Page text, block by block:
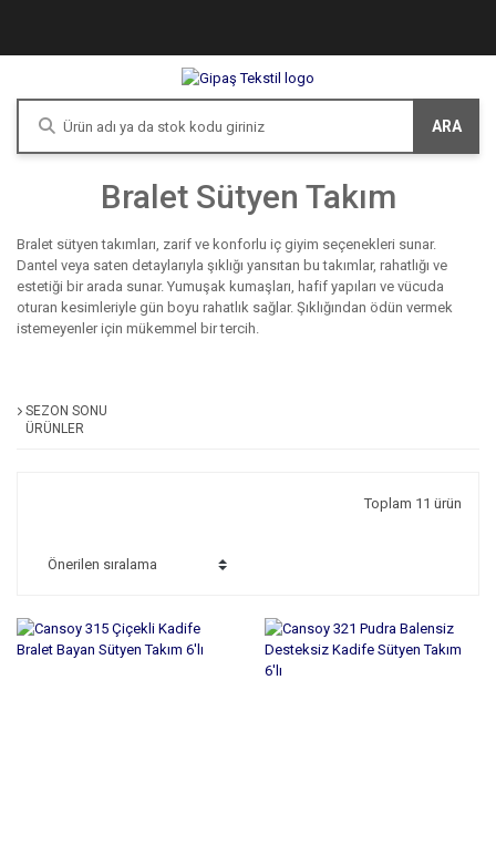
ARA
Bralet Sütyen Takım
Bralet sütyen takımları, zarif ve konforlu iç giyim seçenekleri sunar.
Dantel veya saten detaylarıyla şıklığı yansıtan bu takımlar, rahatlığı ve
estetiği bir arada sunar. Yumuşak kumaşları, hafif yapıları ve vücuda
oturan kesimleriyle gün boyu rahatlık sağlar. Şıklığından ödün vermek
istemeyenler için mükemmel bir tercih.
SEZON SONU
ÜRÜNLER
Toplam 11 ürün